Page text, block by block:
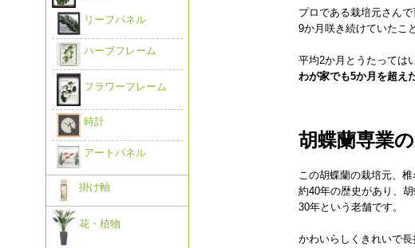
プロである栽培元さんで
9か月咲き続けていたこ
平均2か月とうたっては
わが家でも5か月を超え
胡蝶蘭専業
この胡蝶蘭の栽培元、椎
約40年の歴史があり、
30年という老舗です。
かわいらしくきれいで
リーフパネル
ハーブフレーム
フラワーフレーム
時計
アートパネル
掛け軸
花・植物